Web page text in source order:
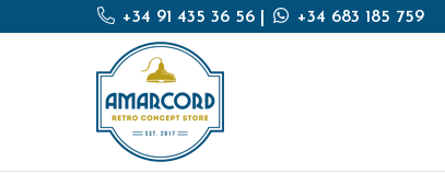
+34 91 435 36 56 +34 683 185 759